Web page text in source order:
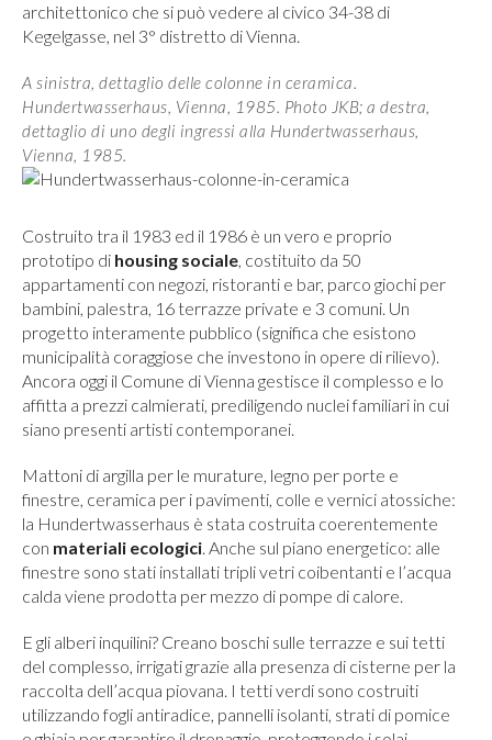
architettonico che si può vedere al civico 34-38 di
Kegelgasse, nel 3° distretto di Vienna.
A sinistra, dettaglio delle colonne in ceramica.
Hundertwasserhaus, Vienna, 1985. Photo JKB; a destra,
dettaglio di uno degli ingressi alla Hundertwasserhaus,
Vienna, 1985.
Costruito tra il 1983 ed il 1986 è un vero e proprio
prototipo di housing sociale, costituito da 50
appartamenti con negozi, ristoranti e bar, parco giochi per
bambini, palestra, 16 terrazze private e 3 comuni. Un
progetto interamente pubblico (significa che esistono
municipalità coraggiose che investono in opere di rilievo).
Ancora oggi il Comune di Vienna gestisce il complesso e lo
affitta a prezzi calmierati, prediligendo nuclei familiari in cui
siano presenti artisti contemporanei.
Mattoni di argilla per le murature, legno per porte e
finestre, ceramica per i pavimenti, colle e vernici atossiche:
la Hundertwasserhaus è stata costruita coerentemente
con materiali ecologici. Anche sul piano energetico: alle
finestre sono stati installati tripli vetri coibentanti e l’acqua
calda viene prodotta per mezzo di pompe di calore.
E gli alberi inquilini? Creano boschi sulle terrazze e sui tetti
del complesso, irrigati grazie alla presenza di cisterne per la
raccolta dell’acqua piovana. I tetti verdi sono costruiti
utilizzando fogli antiradice, pannelli isolanti, strati di pomice